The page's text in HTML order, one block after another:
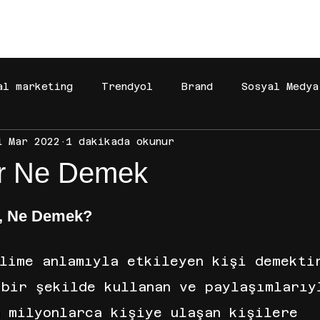
marketing Trendyol Brand Sosyal Medya
Gelir Ortaklığı Dijital Pazarlama
Meta temu TEMU TEMU LC
Ne Demek
Mar 2022 1 dakikada okunur
Ne Demek?
anlamıyla etkileyen kişi
şekilde kullanan ve
milyonlarca kişiye ulaşan kişilere